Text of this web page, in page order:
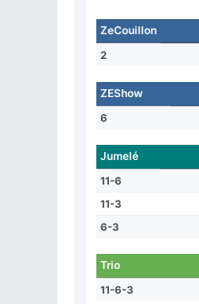
ZeCouillon
2
ZEShow
6
Jumelé
11-6
11-3
6-3
Trio
11-6-3